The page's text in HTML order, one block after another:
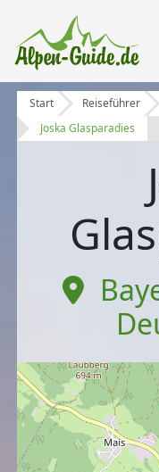
Start Reiseführer
Joska Glasparadies